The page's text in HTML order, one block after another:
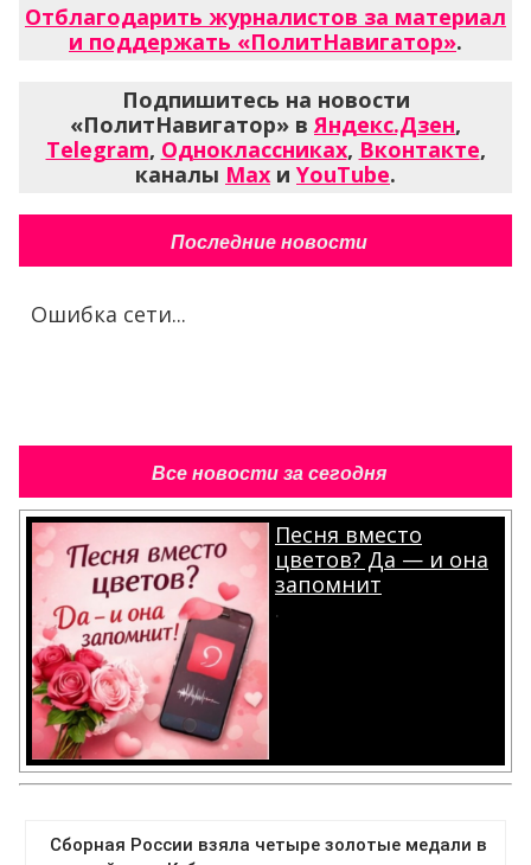
Отблагодарить журналистов за материал
и поддержать «ПолитНавигатор».
Подпишитесь на новости
«ПолитНавигатор» в Яндекс.Дзен,
Telegram, Одноклассниках, Вконтакте,
каналы Max и YouTube.
Последние новости
Ошибка сети...
Все новости за сегодня
Песня вместо
цветов? Да — и она
запомнит
.